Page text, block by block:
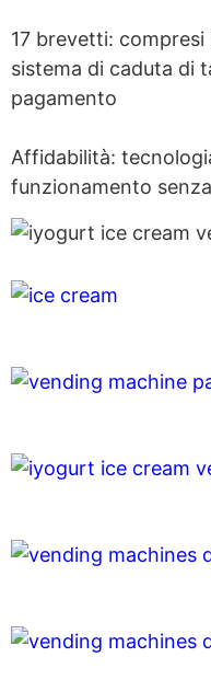
17 brevetti: compresi
sistema di caduta di
pagamento
Affidabilità:
funzionamento